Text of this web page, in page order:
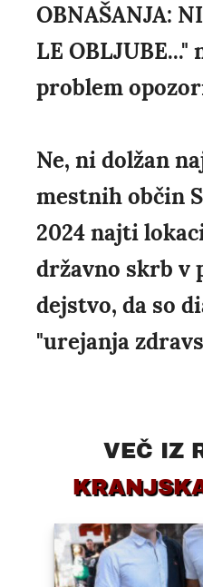
OBNAŠANJA:
LE OBLJUBE..."
problem
Ne, ni dolžan
mestnih občin
2024 najti
državno skrb v
dejstvo, da so
"urejanja
VEČ IZ